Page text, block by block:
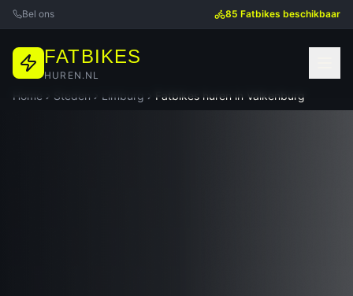
Bel ons 85 Fatbikes beschikbaar
FATBIKES
HUREN.NL
Home Steden Limburg Fatbikes huren in Valkenburg